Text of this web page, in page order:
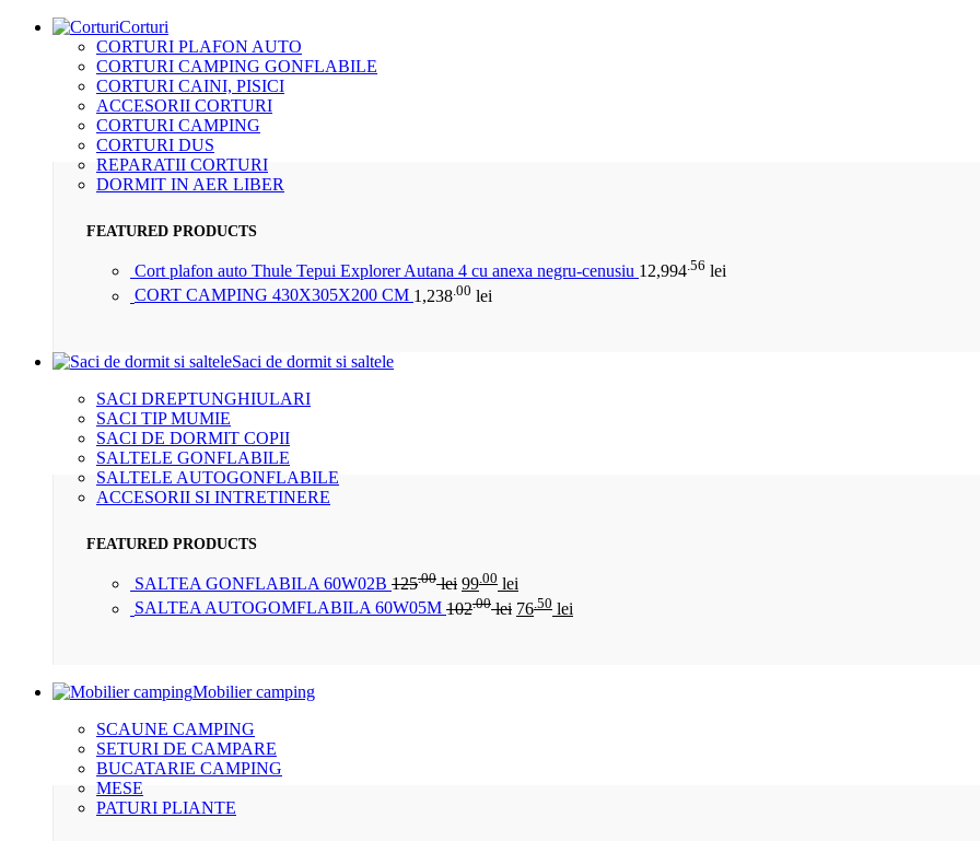
Corturi
CORTURI PLAFON AUTO
CORTURI CAMPING GONFLABILE
CORTURI CAINI, PISICI
ACCESORII CORTURI
CORTURI CAMPING
CORTURI DUS
REPARATII CORTURI
DORMIT IN AER LIBER
FEATURED PRODUCTS
Cort plafon auto Thule Tepui Explorer Autana 4 cu anexa negru-cenusiu 12,994.56 lei
CORT CAMPING 430X305X200 CM 1,238 .00 lei
Saci de dormit si saltele
SACI DREPTUNGHIULARI
SACI TIP MUMIE
SACI DE DORMIT COPII
SALTELE GONFLABILE
SALTELE AUTOGONFLABILE
ACCESORII SI INTRETINERE
FEATURED PRODUCTS
SALTEA GONFLABILA 60W02B 125.00 lei 99.00 lei
SALTEA AUTOGOMFLABILA 60W05M 102.00 lei 76 .50 lei
Mobilier camping
SCAUNE CAMPING
SETURI DE CAMPARE
BUCATARIE CAMPING
MESE
PATURI PLIANTE